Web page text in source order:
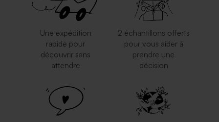
Une expédition
rapide pour
découvrir sans
attendre
2 échantillons offerts
pour vous aider à
prendre une
décision